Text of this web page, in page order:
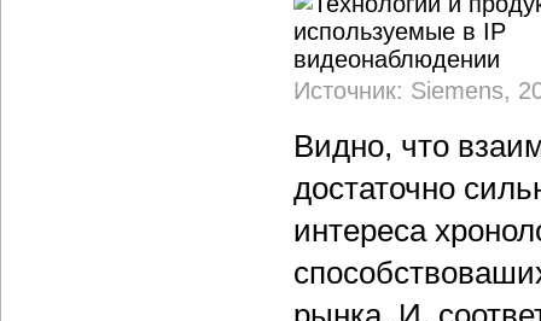
Источник: Siemens,
Видно, что
достаточно
интереса